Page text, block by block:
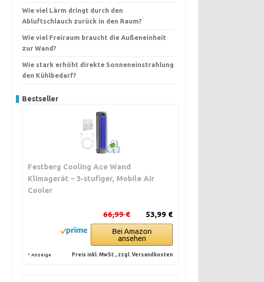
Wie viel Lärm dringt durch den
Abluftschlauch zurück in den Raum?
Wie viel Freiraum braucht die Außeneinheit
zur Wand?
Wie stark erhöht direkte Sonneneinstrahlung
den Kühlbedarf?
Bestseller
Festberg Cooling Ace Wand
Klimagerät – 3-stufiger, Mobile Air
Cooler
53,99 €
66,99 €
Bei Amazon
ansehen
* Anzeige Preis inkl. MwSt., zzgl. Versandkosten